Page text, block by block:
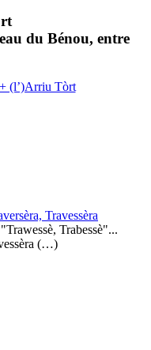
du Bénou, entre
(l’)Arriu Tòrt
Travessèra
Trabessè"...
(…)